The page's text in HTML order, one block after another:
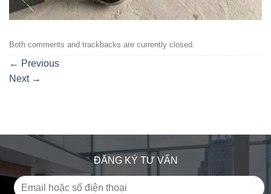
Both comments and trackbacks are currently closed.
← Previous
Next →
ĐĂNG KÝ TƯ VẤN